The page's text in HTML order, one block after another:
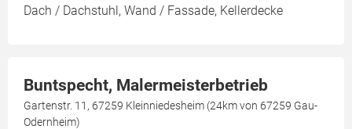
Dach / Dachstuhl, Wand / Fassade, Kellerdecke
Buntspecht, Malermeisterbetrieb
Gartenstr. 11, 67259 Kleinniedesheim (24km von 67259 Gau-
Odernheim)